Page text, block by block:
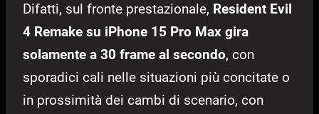
Difatti, sul fronte prestazionale, Resident Evil
4 Remake su iPhone 15 Pro Max gira
solamente a 30 frame al secondo, con
sporadici cali nelle situazioni più concitate o
in prossimità dei cambi di scenario, con